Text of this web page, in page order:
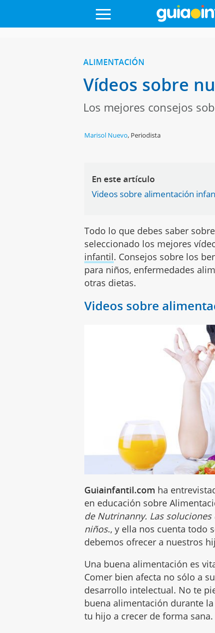
ALIMENTACIÓN
Vídeos sobre
Los mejores consejos
Marisol Nuevo, Periodista
En este artículo
Videos sobre alimentación
Todo lo que debes saber
seleccionado los mejores
infantil. Consejos sobre los
para niños, enfermedades
otras dietas.
Videos sobre
Guiainfantil.com ha
en educación sobre
de Nutrinanny. Las
niños., y ella nos cuenta todo
debemos ofrecer a nuestros
Una buena alimentación es
Comer bien afecta no sólo a su
desarrollo intelectual. No te
buena alimentación durante
tu hijo a crecer de forma sana.